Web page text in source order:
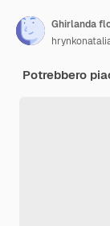
Potrebbero